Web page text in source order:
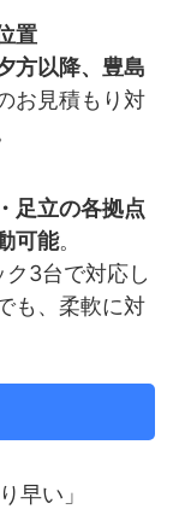
置
方以降、豊島
お見積もり対
足立の各拠点
可能。
3台で対応し
も、柔軟に対
早い」